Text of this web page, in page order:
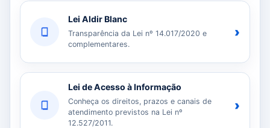
Lei Aldir Blanc
Transparência da Lei nº 14.017/2020 e
complementares.
›
Lei de Acesso à Informação
Conheça os direitos, prazos e canais de
atendimento previstos na Lei nº
12.527/2011.
›